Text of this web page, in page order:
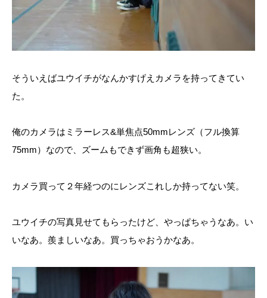
そういえばユウイチがなんかすげえカメラを持ってきてい
た。
俺のカメラはミラーレス&単焦点50mmレンズ（フル換算
75mm）なので、ズームもできず画角も超狭い。
カメラ買って２年経つのにレンズこれしか持ってない笑。
ユウイチの写真見せてもらったけど、やっぱちゃうなあ。い
いなあ。羨ましいなあ。買っちゃおうかなあ。